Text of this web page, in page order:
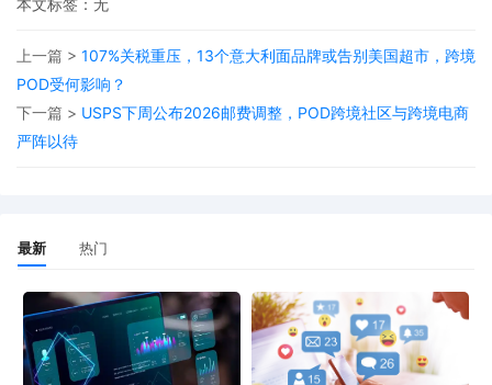
与自己所在地区紧密相关的广告信息，且能够方便地进行互动时，
购买的可能性也会大大增加。
值得注意的是，该方案特别关注了小型农村社区。在以往的全国品
们可以根据不同地区的特点，创作出更具针对性的文案，进一步提
升广告效果。
对于POD跨境社区的商家以及正在进行POD电商平台对接的企业来
说，亚马逊的这一举措无疑是一个新的机遇。通过利用这种创新广
本文标签：无
上一篇 > 107%关税重压，13个意大利面品牌或告别美国超市，跨境
POD受何影响？
下一篇 > USPS下周公布2026邮费调整，POD跨境社区与跨境电商
严阵以待
最新 热门